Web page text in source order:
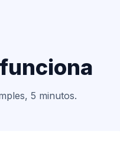
5 minutos.